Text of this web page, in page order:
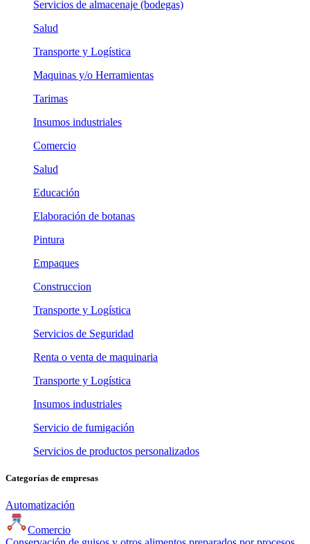
Servicios de almacenaje (bodegas)
Salud
Transporte y Logística
Maquinas y/o Herramientas
Tarimas
Insumos industriales
Comercio
Salud
Educación
Elaboración de botanas
Pintura
Empaques
Construccion
Transporte y Logística
Servicios de Seguridad
Renta o venta de maquinaria
Transporte y Logística
Insumos industriales
Servicio de fumigación
Servicios de productos personalizados
Categorías de empresas
Automatización
Comercio